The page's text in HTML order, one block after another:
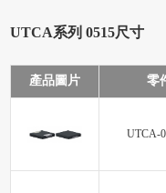
UTCA系列 0515尺寸
產品圖片 零
UTCA-